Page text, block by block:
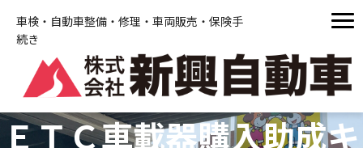
車検・自動車整備・修理・車両販売・保険手
続き
ＥＴＣ車載器購入助成キ